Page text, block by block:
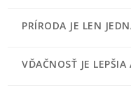
PRÍRODA JE LEN
VĎAČNOSŤ JE